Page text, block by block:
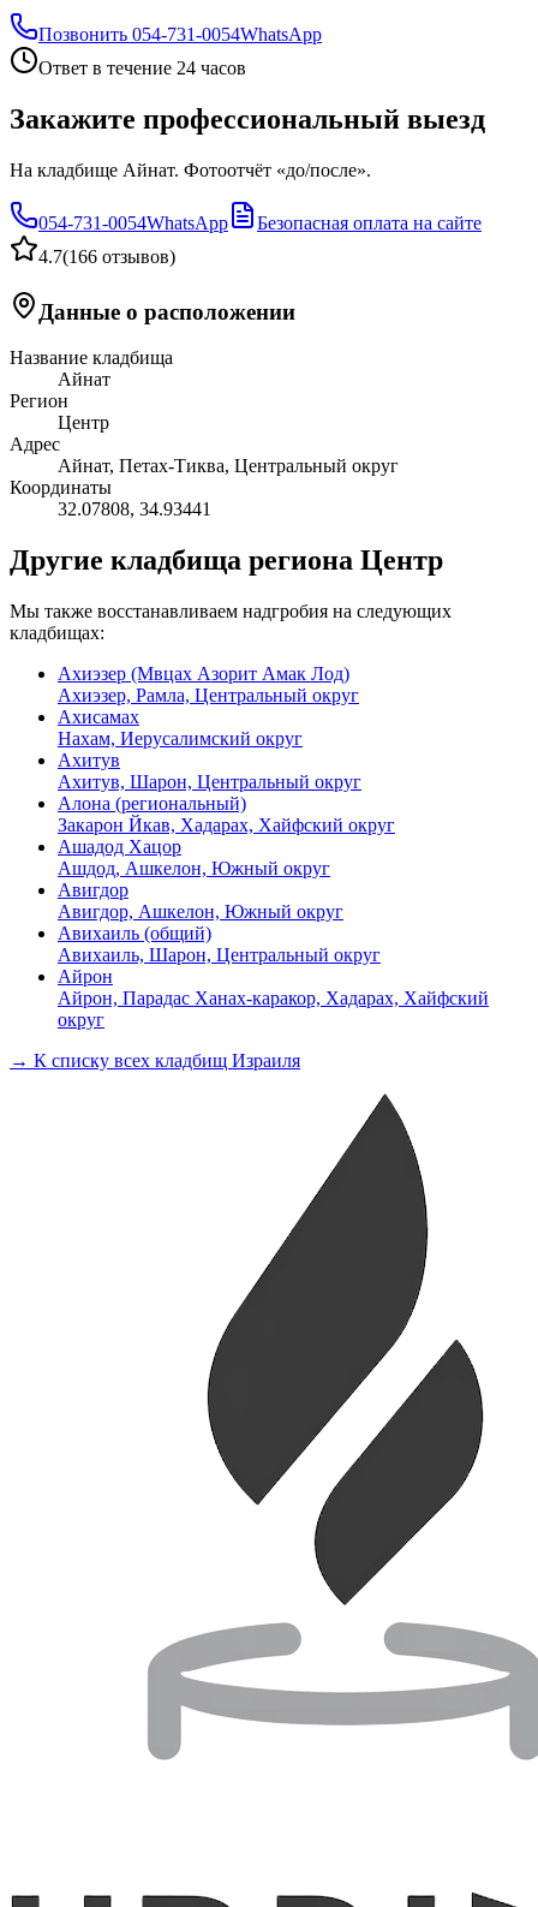
Позвонить 054-731-0054WhatsApp
Ответ в течение 24 часов
Закажите профессиональный выезд
На кладбище Айнат. Фотоотчёт «до/после».
054-731-0054WhatsApp
Безопасная оплата на сайте
4.7(166 отзывов)
Данные о расположении
Название кладбища
Айнат
Регион
Центр
Адрес
Айнат, Петах-Тиква, Центральный округ
Координаты
32.07808, 34.93441
Другие кладбища региона Центр
Мы также восстанавливаем надгробия на следующих
кладбищах:
Ахиэзер (Мвцах Азорит Амак Лод)
Ахиэзер, Рамла, Центральный округ
Ахисамах
Нахам, Иерусалимский округ
Ахитув
Ахитув, Шарон, Центральный округ
Алона (региональный)
Закарон Йкав, Хадарах, Хайфский округ
Ашадод Хацор
Ашдод, Ашкелон, Южный округ
Авигдор
Авигдор, Ашкелон, Южный округ
Авихаиль (общий)
Авихаиль, Шарон, Центральный округ
Айрон
Айрон, Парадас Ханах-каракор, Хадарах, Хайфский
округ
→ К списку всех кладбищ Израиля